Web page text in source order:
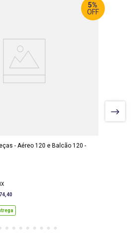
- Aéreo 120 e Balcão 120 -
74, 40
5%
OFF